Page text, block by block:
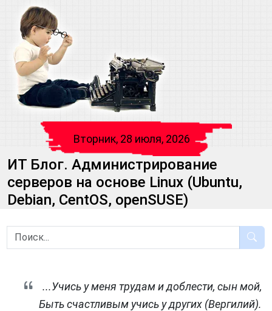
Вторник, 28 июля, 2026
ИТ Блог. Администрирование
серверов на основе Linux (Ubuntu,
Debian, CentOS, openSUSE)
...Учись у меня трудам и доблести, сын мой,
Быть счастливым учись у других (Вергилий).